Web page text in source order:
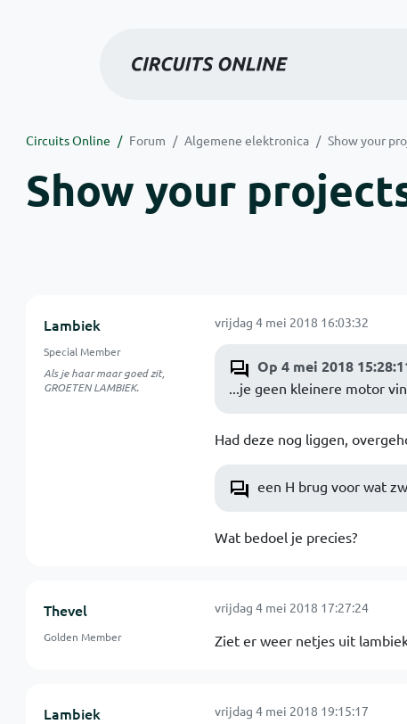
Circuits Online Forum Algemene elektronica Show your
Show your
Lambiek
Special Member
Als je haar maar goed zit,
GROETEN LAMBIEK.
vrijdag 4 mei 2018 16:03:32
Op 4 mei 2018
...je geen kleinere motor
Had deze nog liggen,
een H brug voor wat
Wat bedoel je precies?
Thevel
Golden Member
vrijdag 4 mei 2018 17:27:24
Ziet er weer netjes uit
Lambiek vrijdag 4 mei 2018 19:15:17